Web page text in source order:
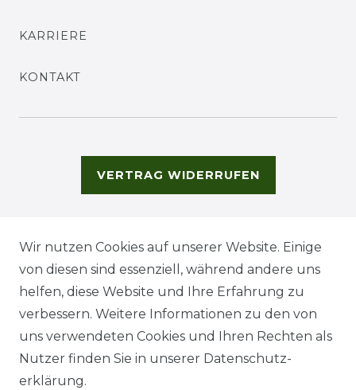
KARRIERE
KONTAKT
VERTRAG WIDERRUFEN
Wir nutzen Cookies auf unserer Website. Einige
von diesen sind essenziell, während andere uns
helfen, diese Website und Ihre Erfahrung zu
verbessern. Weitere Informationen zu den von
uns verwendeten Cookies und Ihren Rechten als
Nutzer finden Sie in unserer Daten­schutz­
erklärung.